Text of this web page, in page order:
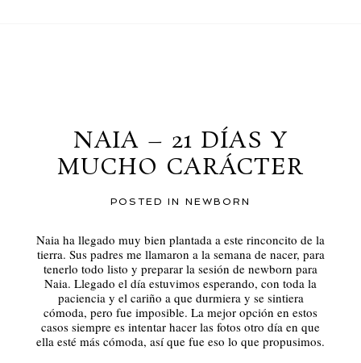
NAIA – 21 DÍAS Y
MUCHO CARÁCTER
POSTED IN NEWBORN
Naia ha llegado muy bien plantada a este rinconcito de la
tierra. Sus padres me llamaron a la semana de nacer, para
tenerlo todo listo y preparar la sesión de newborn para
Naia. Llegado el día estuvimos esperando, con toda la
paciencia y el cariño a que durmiera y se sintiera
cómoda, pero fue imposible. La mejor opción en estos
casos siempre es intentar hacer las fotos otro día en que
ella esté más cómoda, así que fue eso lo que propusimos.